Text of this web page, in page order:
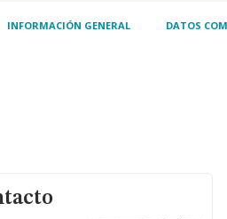
INFORMACIÓN GENERAL DATOS